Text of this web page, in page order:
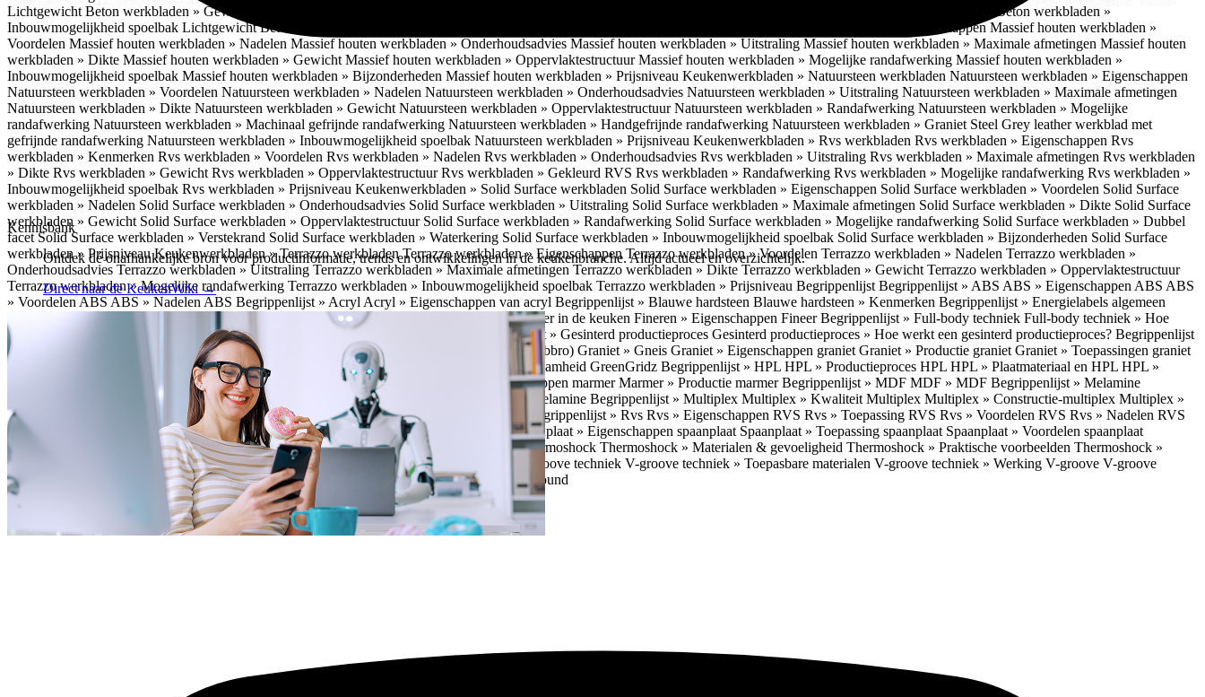
Lichtgewicht Beton werkbladen » Gewicht
Lichtgewicht Beton werkbladen »
Inbouwmogelijkheid spoelbak Lichtgewicht Beton werkbladen » Prijsniveau Massief houten werkbladen » Eigenschappen Massief houten werkbladen »
Voordelen Massief houten werkbladen » Nadelen Massief houten werkbladen » Onderhoudsadvies Massief houten werkbladen » Uitstraling Massief houten werkbladen » Maximale afmetingen Massief houten
werkbladen » Dikte Massief houten werkbladen » Gewicht Massief houten werkbladen » OppervlaktestructuurMassief houten werkbladen » Mogelijke randafwerking Massief houten werkbladen »
Inbouwmogelijkheid spoelbak Massief houten werkbladen » Bijzonderheden Massief houten werkbladen » Prijsniveau Keukenwerkbladen » Natuursteen werkbladen Natuursteen werkbladen » Eigenschappen
Natuursteen werkbladen » Voordelen Natuursteen werkbladen » Nadelen Natuursteen werkbladen » Onderhoudsadvies Natuursteen werkbladen » Uitstraling Natuursteen werkbladen » Maximale afmetingen
Natuursteen werkbladen » Dikte Natuursteen werkbladen » Gewicht Natuursteen werkbladen » OppervlaktestructuurNatuursteen werkbladen » Randafwerking Natuursteen werkbladen » Mogelijke
randafwerking Natuursteen werkbladen » Machinaal gefrijnde randafwerking Natuursteen werkbladen » Handgefrijnde randafwerking Natuursteen werkbladen » Graniet Steel Grey leather werkblad met
gefrijnde randafwerking Natuursteen werkbladen » Inbouwmogelijkheid spoelbak Natuursteen werkbladen » Prijsniveau Keukenwerkbladen » Rvs werkbladen Rvs werkbladen » Eigenschappen Rvs
werkbladen » Kenmerken Rvs werkbladen » Voordelen Rvs werkbladen » Nadelen Rvs werkbladen » Onderhoudsadvies Rvs werkbladen » Uitstraling Rvs werkbladen » Maximale afmetingen Rvs werkbladen
» Dikte Rvs werkbladen » Gewicht Rvs werkbladen » OppervlaktestructuurRvs werkbladen » Gekleurd RVS Rvs werkbladen » Randafwerking Rvs werkbladen » Mogelijke randafwerking Rvs werkbladen »
Inbouwmogelijkheid spoelbak Rvs werkbladen » Prijsniveau Keukenwerkbladen » Solid Surface werkbladen Solid Surface werkbladen » Eigenschappen Solid Surface werkbladen » Voordelen Solid Surface
werkbladen » Nadelen Solid Surface werkbladen » Onderhoudsadvies Solid Surface werkbladen » Uitstraling Solid Surface werkbladen » Maximale afmetingen Solid Surface werkbladen » Dikte Solid Surface
werkbladen » Gewicht Solid Surface werkbladen » Oppervlaktestructuur Solid Surface werkbladen » Randafwerking Solid Surface werkbladen » Mogelijke randafwerking Solid Surface werkbladen » Dubbel
facetSolid Surface werkbladen » Verstekrand Solid Surface werkbladen » Waterkering Solid Surface werkbladen » Inbouwmogelijkheid spoelbak Solid Surface werkbladen » Bijzonderheden Solid Surface
werkbladen » PrijsniveauKeukenwerkbladen » Terrazzo werkbladenTerrazzo werkbladen » EigenschappenTerrazzo werkbladen » Voordelen Terrazzo werkbladen » Nadelen Terrazzo werkbladen »
Onderhoudsadvies Terrazzo werkbladen » Uitstraling Terrazzo werkbladen » Maximale afmetingen Terrazzo werkbladen » Dikte Terrazzo werkbladen » Gewicht Terrazzo werkbladen » Oppervlaktestructuur
Terrazzo werkbladen » Mogelijke randafwerking Terrazzo werkbladen » Inbouwmogelijkheid spoelbak Terrazzo werkbladen » Prijsniveau Begrippenlijst Begrippenlijst » ABS ABS » Eigenschappen ABS ABS
» Voordelen ABS ABS » Nadelen ABS Begrippenlijst » Acryl Acryl » Eigenschappen van acryl Begrippenlijst » Blauwe hardsteen Blauwe hardsteen » Kenmerken Begrippenlijst » Energielabels algemeen
Begrippenlijst » Fineren Fineren » Fineer in de keuken Fineren » Eigenschappen FineerBegrippenlijst » Full-body techniek Full-body techniek » Hoe
werkt het?
Full-body techniek » Eigenschappen Full-body techniek » Verdieping Begrippenlijst » Gesinterd productieproces Gesinterd productieproces » Hoe werkt een gesinterd productieproces? Begrippenlijst
» Graniet
Graniet » Soorten granietGraniet » Zuiver graniet Graniet » Andersoortig graniet (gabbro) Graniet » Gneis Graniet » Eigenschappen graniet Graniet » Productie graniet Graniet » Toepassingen graniet
GreenGridZ » Eigenschappen GreenGridz GreenGridZ » Duurzaamheid GreenGridz Begrippenlijst » HPL HPL » Productieproces HPL HPL » Plaatmateriaal en HPL HPL »
Begrippenlijst » MarmerMarmer » Kenmerken marmer Marmer » Eigenschappen marmerMarmer » Productie marmerBegrippenlijst » MDF MDF » MDF Begrippenlijst » Melamine
Melamine » MelamineharsMelamine » Eigenschappen melamine Melamine » Toepassingen melamine Begrippenlijst » Multiplex Multiplex » Kwaliteit Multiplex Multiplex » Constructie-multiplex Multiplex »
Decoratieve multiplex
Multiplex » Speciale multiplex Multiplex » Eigenschappen multiplex Begrippenlijst » Rvs Rvs » Eigenschappen RVS Rvs » Toepassing RVS Rvs » Voordelen RVS Rvs » Nadelen RVS
Rvs » Onderhoud RVS
Begrippenlijst » SpaanplaatSpaanplaat » Kenmerken spaanplaat Spaanplaat » Eigenschappen spaanplaat Spaanplaat » Toepassing spaanplaat Spaanplaat » Voordelen spaanplaat
Spaanplaat » Nadelen spaanplaatBegrippenlijst » ThermoshockThermoshock » Ontstaan Thermoshock Thermoshock » Materialen & gevoeligheid Thermoshock » Praktische voorbeelden Thermoshock »
Gevolgen Thermoshock
Thermoshock » Aandachtspunten ThermoshockBegrippenlijst » V-groove techniek V-groove techniek » Toepasbare materialen V-groove techniek » Werking V-groove V-groove
techniek » Kenmerken V-grooveV-groove techniek » Aandachtspunten V-grooveNo results found
Inloggen
Kennisbank
Ontdek dé onafhankelijke bron voor productinformatie, trends en ontwikkelingen in de keukenbranche. Altijd actueel en overzichtelijk.
Direct naar de KeukenWiki →